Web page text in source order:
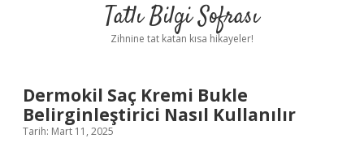
Yasal Uyarı
Tatlı Bilgi Sofrası
Zihnine tat katan kısa hikayeler!
Dermokil Saç Kremi Bukle
Belirginleştirici Nasıl Kullanılır
Tarih: Mart 11, 2025